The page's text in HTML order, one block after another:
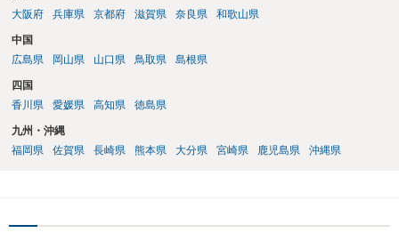
大阪府
兵庫県 京都府 滋賀県 奈良県 和歌山県
中国
広島県
岡山県 山口県 鳥取県 島根県
四国
香川県
愛媛県 高知県 徳島県
九州・沖縄
福岡県
佐賀県 長崎県 熊本県 大分県 宮崎県 鹿児島県 沖縄県